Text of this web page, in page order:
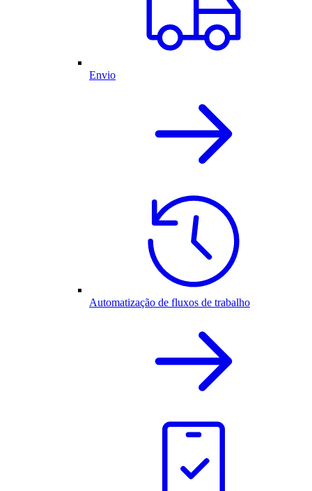
Envio
Automatização de fluxos de trabalho